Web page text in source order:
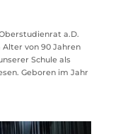
a.D.
von 90 Jahren
Schule als
Geboren im Jahr